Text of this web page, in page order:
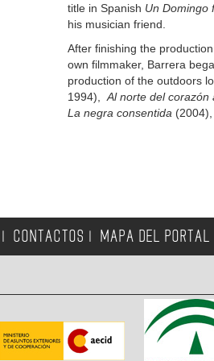
title in Spanish Un Domingo
his musician friend.
After finishing the
own filmmaker, Barrera
production of the outdoors
1994),Al norte del corazón
La negra consentida
CONTACTOS MAPA DEL PORTAL